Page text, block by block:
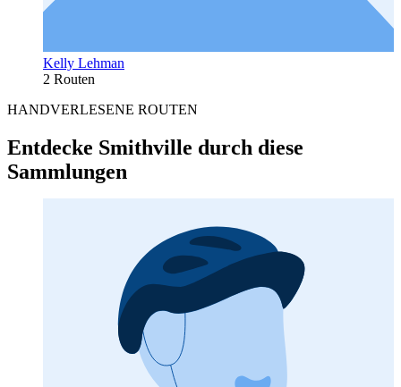
Kelly Lehman
2 Routen
HANDVERLESENE ROUTEN
Entdecke Smithville durch diese
Sammlungen